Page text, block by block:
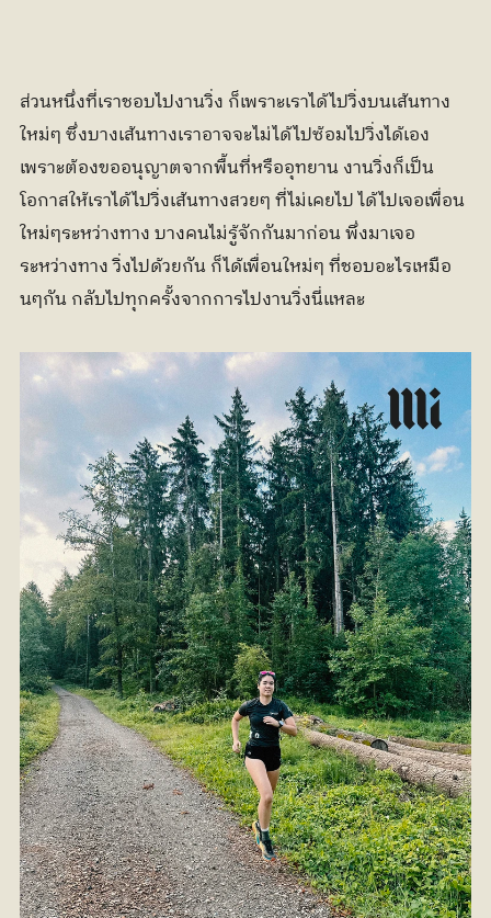
ส่วนหนึ่งที่เราชอบไปงานวิ่ง ก็เพราะเราได้ไปวิ่งบนเส้นทาง
ใหม่ๆ ซึ่งบางเส้นทางเราอาจจะไม่ได้ไปซ้อมไปวิ่งได้เอง
เพราะต้องขออนุญาตจากพื้นที่หรืออุทยาน งานวิ่งก็เป็น
โอกาสให้เราได้ไปวิ่งเส้นทางสวยๆ ที่ไม่เคยไป ได้ไปเจอเพื่อน
ใหม่ๆระหว่างทาง บางคนไม่รู้จักกันมาก่อน พึ่งมาเจอ
ระหว่างทาง วิ่งไปด้วยกัน ก็ได้เพื่อนใหม่ๆ ที่ชอบอะไรเหมือ
นๆกัน กลับไปทุกครั้งจากการไปงานวิ่งนี่แหละ